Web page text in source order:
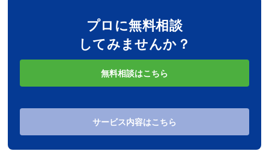
プロに無料相談
してみませんか？
無料相談はこちら
サービス内容はこちら